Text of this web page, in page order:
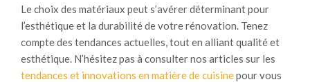
Le choix des matériaux peut s’avérer déterminant pour
l’esthétique et la durabilité de votre rénovation. Tenez
compte des tendances actuelles, tout en alliant qualité et
esthétique. N’hésitez pas à consulter nos articles sur les
tendances et innovations en matière de cuisinepour vous